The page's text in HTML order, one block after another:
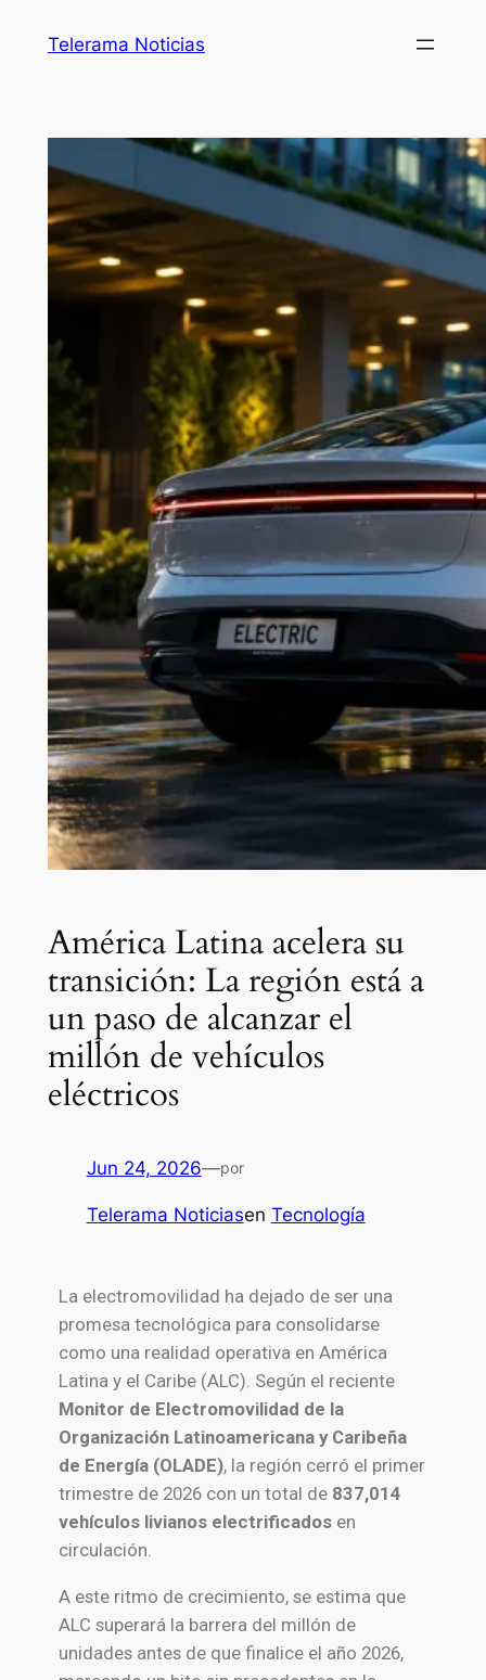
Telerama Noticias
América Latina acelera su
transición: La región está a
un paso de alcanzar el
millón de vehículos
eléctricos
Jun 24, 2026—por
Telerama Noticiasen Tecnología
La electromovilidad ha dejado de ser una
promesa tecnológica para consolidarse
como una realidad operativa en América
Latina y el Caribe (ALC). Según el reciente
Monitor de Electromovilidad de la
Organización Latinoamericana y Caribeña
de Energía (OLADE), la región cerró el primer
trimestre de 2026 con un total de 837,014
vehículos livianos electrificadosen
circulación.
A este ritmo de crecimiento, se estima que
ALC superará la barrera del millón de
unidades antes de que finalice el año 2026,